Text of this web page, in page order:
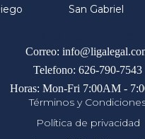
San Gabriel
Correo:
Telefono: 626-790-7543
Horas: Mon-Fri 7:00AM -
Términos y
Política de privacidad